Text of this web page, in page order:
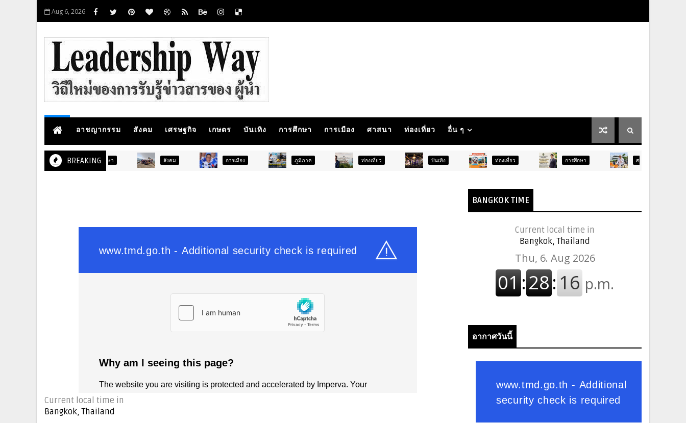
Aug 6, 2026
อาชญากรรม สังคม เศรษฐกิจ เกษตร บันเทิง การศึกษา การเมือง ศาสนา ท่องเที่ยว อื่น ๆ
BREAKING สังคม การเมือง ภูมิภาค ท่องเที่ยว บันเทิง ท่องเที่ยว การศึกษา ศาสนา
Current local time in
Bangkok, Thailand
BANGKOK TIME
Current local time in
Bangkok, Thailand
อากาศวันนี้